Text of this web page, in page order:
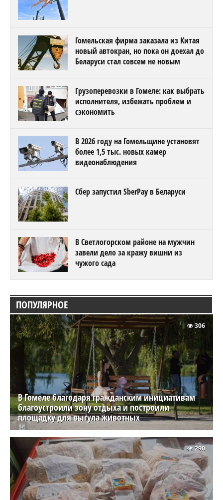
Гомельская фирма заказала из Китая
новый автокран, но пока он доехал до
Беларуси стал совсем не новым
Грузоперевозки в Гомеле: как выбрать
исполнителя, избежать проблем и
сэкономить
В 2026 году на Гомельщине установят
более 1,5 тыс. новых камер
видеонаблюдения
Сбер запустил SberPay в Беларуси
В Светлогорском районе на мужчин
завели дело за кражу вишни из
чужого сада
ПОПУЛЯРНОЕ
В Гомеле благодаря гражданским инициативам
благоустроили зону отдыха и построили
площадку для выгула животных
306
290